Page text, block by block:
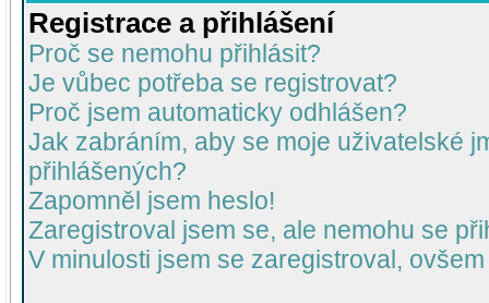
Registrace a přihlášení
Proč se nemohu přihlásit?
Je vůbec potřeba se registrovat?
Proč jsem automaticky odhlášen?
Jak zabráním, aby se moje uživatelské
přihlášených?
Zapomněl jsem heslo!
Zaregistroval jsem se, ale nemohu se
V minulosti jsem se zaregistroval,